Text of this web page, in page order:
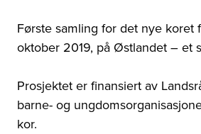
Første samling for det nye koret
oktober 2019, på Østlandet – et
Prosjektet er finansiert av
barne- og
kor.